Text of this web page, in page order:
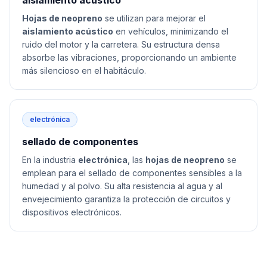
Hojas de neopreno se utilizan para mejorar el
aislamiento acústico en vehículos, minimizando el
ruido del motor y la carretera. Su estructura densa
absorbe las vibraciones, proporcionando un ambiente
más silencioso en el habitáculo.
electrónica
sellado de componentes
En la industria electrónica , las hojas de neopreno se
emplean para el sellado de componentes sensibles a la
humedad y al polvo. Su alta resistencia al agua y al
envejecimiento garantiza la protección de circuitos y
dispositivos electrónicos.